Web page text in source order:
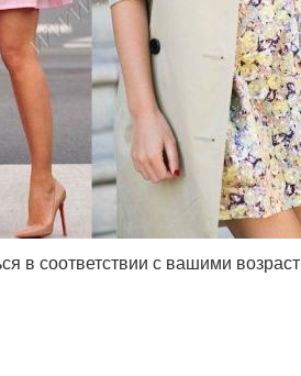
в соответствии с вашими